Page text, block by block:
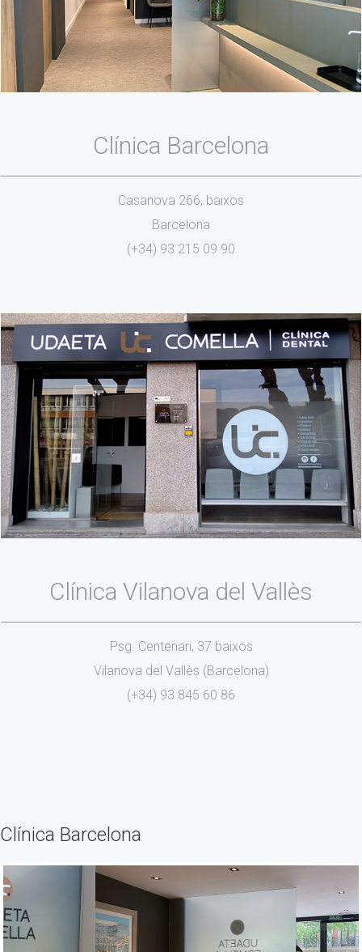
Clínica Barcelona
Casanova 266, baixos
Barcelona
(+34) 93 215 09 90
Clínica Vilanova del Vallès
Psg. Centenari, 37 baixos
Vilanova del Vallès (Barcelona)
(+34) 93 845 60 86
Clínica Barcelona